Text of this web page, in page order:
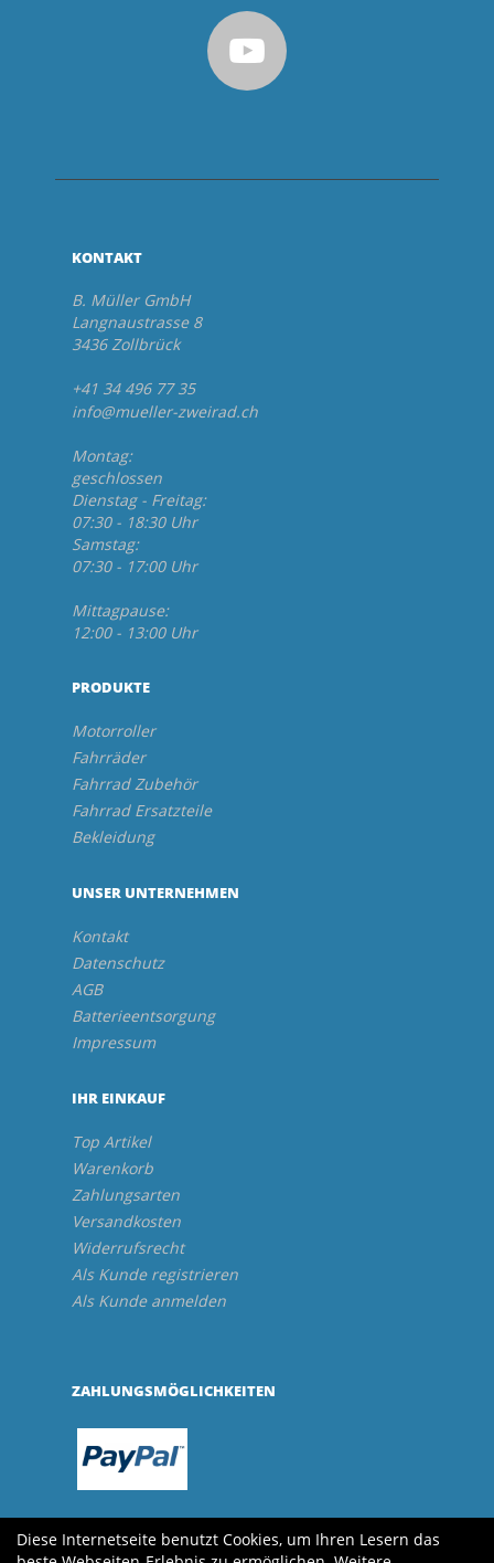
KONTAKT
B. Müller GmbH
Langnaustrasse 8
3436 Zollbrück
+41 34 496 77 35
info@mueller-zweirad.ch
Montag:
geschlossen
Dienstag - Freitag:
07:30 - 18:30 Uhr
Samstag:
07:30 - 17:00 Uhr
Mittagpause:
12:00 - 13:00 Uhr
PRODUKTE
Motorroller
Fahrräder
Fahrrad Zubehör
Fahrrad Ersatzteile
Bekleidung
UNSER UNTERNEHMEN
Kontakt
Datenschutz
AGB
Batterieentsorgung
Impressum
IHR EINKAUF
Top Artikel
Warenkorb
Zahlungsarten
Versandkosten
Widerrufsrecht
Als Kunde registrieren
Als Kunde anmelden
ZAHLUNGSMÖGLICHKEITEN
Diese Internetseite benutzt Cookies, um Ihren Lesern das